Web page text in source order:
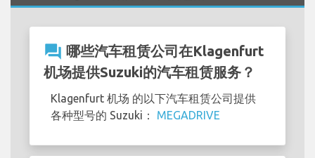
question_answer 哪些汽车租赁公司在Klagenfurt
机场提供Suzuki的汽车租赁服务？
Klagenfurt 机场 的以下汽车租赁公司提供
各种型号的 Suzuki： MEGADRIVE